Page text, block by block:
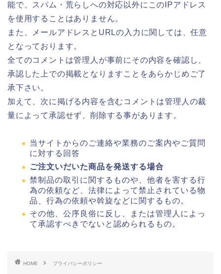
能で、スパム・荒らしへの対応以外にこのIPアドレス
を使用することはありません。
また、メールアドレスとURLの入力に関しては、任意
となっております。
全てのコメントは管理人が事前にその内容を確認し、
承認した上での掲載となりますことをあらかじめご了
承下さい。
加えて、次に掲げる内容を含むコメントは管理人の裁
量によって承認せず、削除する事があります。
当サイトからのご連絡や業務のご案内やご質問
に対する回答
ご注文いだいた商品を発送する場合
禁制品の取引に関するものや、他者を害する行
為の依頼など、法律によって禁止されている物
品、行為の依頼や斡旋などに関するもの。
その他、公序良俗に反し、または管理人によっ
て承認すべきでないと認められるもの。
HOME プライバシーポリシー